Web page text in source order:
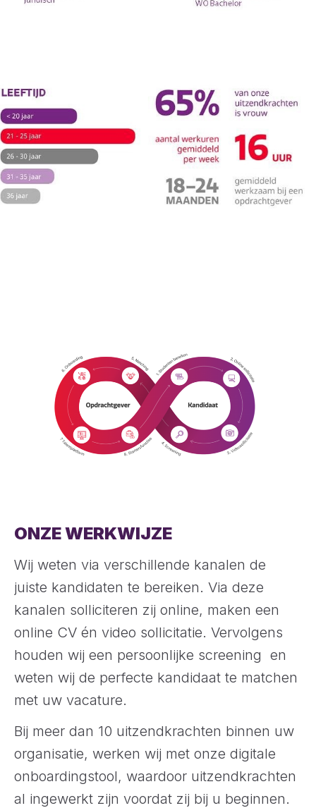
ONZE WERKWIJZE
Wij weten via verschillende kanalen de
juiste kandidaten te bereiken. Via deze
kanalen solliciteren zij online, maken een
online CV én video sollicitatie. Vervolgens
houden wij een persoonlijke screening en
weten wij de perfecte kandidaat te matchen
met uw vacature.
Bij meer dan 10 uitzendkrachten binnen uw
organisatie, werken wij met onze digitale
onboardingstool, waardoor uitzendkrachten
al ingewerkt zijn voordat zij bij u beginnen.